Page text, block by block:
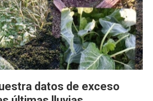
datos de exceso